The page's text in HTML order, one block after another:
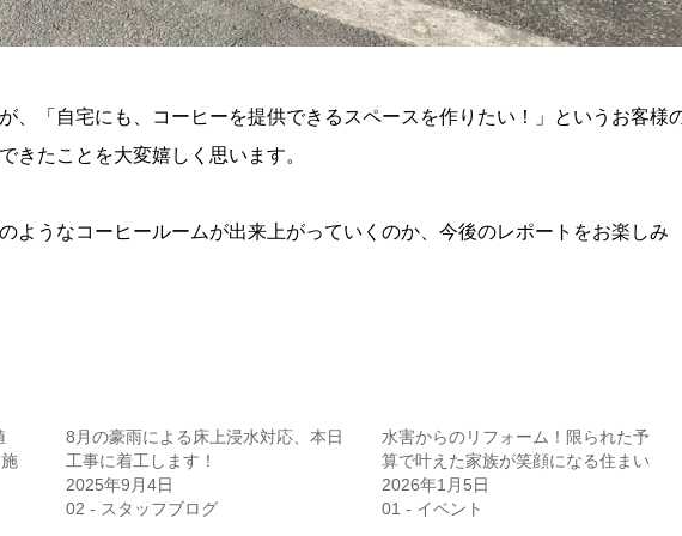
、「自宅にも、コーヒーを提供できるスペースを作りたい！」というお客様
きたことを大変嬉しく思います。
ようなコーヒールームが出来上がっていくのか、今後のレポートをお楽しみ
8月の豪雨による床上浸水対応、本日
工事に着工します！
2025年9月4日
02 - スタッフブログ
水害からのリフォーム！限られた予
算で叶えた家族が笑顔になる住まい
2026年1月5日
01 - イベント